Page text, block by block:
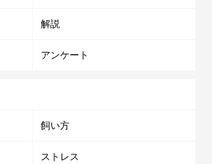
解説
アンケート
飼い方
ストレス